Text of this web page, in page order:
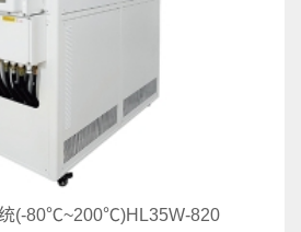
(-80℃~200℃)HL35W-820